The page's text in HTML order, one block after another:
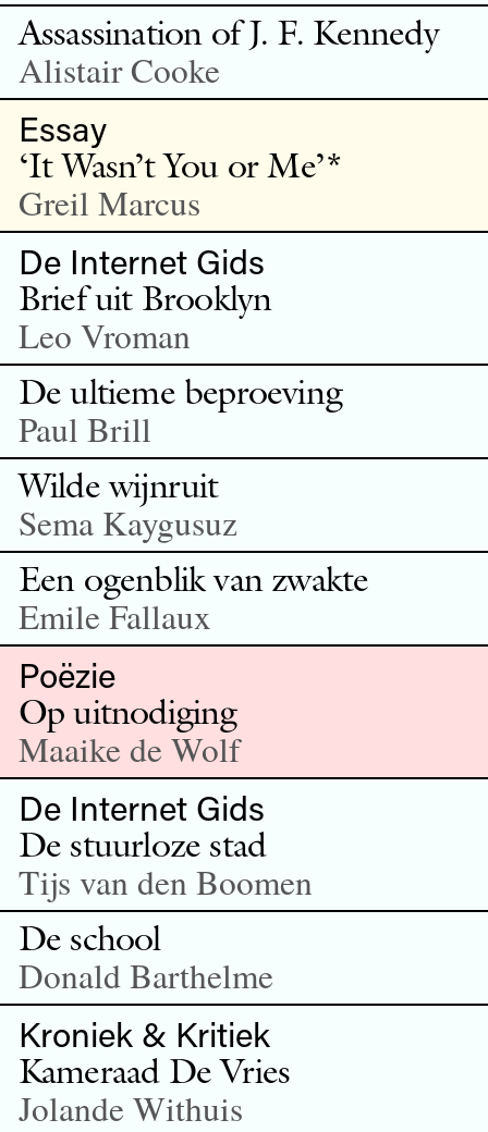
Assassination of J. F. Kennedy
Alistair Cooke
Essay
‘It Wasn’t You or Me’*
Greil Marcus
De Internet Gids
Brief uit Brooklyn
Leo Vroman
De ultieme beproeving
Paul Brill
Wilde wijnruit
Sema Kaygusuz
Een ogenblik van zwakte
Emile Fallaux
Poëzie
Op uitnodiging
Maaike de Wolf
De Internet Gids
De stuurloze stad
Tijs van den Boomen
De school
Donald Barthelme
Kroniek & Kritiek
Kameraad De Vries
Jolande Withuis